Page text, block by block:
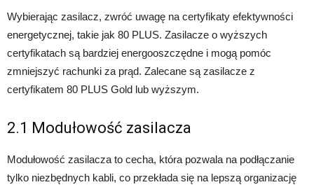
Wybierając zasilacz, zwróć uwagę na certyfikaty efektywności
energetycznej, takie jak 80 PLUS. Zasilacze o wyższych
certyfikatach są bardziej energooszczędne i mogą pomóc
zmniejszyć rachunki za prąd. Zalecane są zasilacze z
certyfikatem 80 PLUS Gold lub wyższym.
2.1 Modułowość zasilacza
Modułowość zasilacza to cecha, która pozwala na podłączanie
tylko niezbędnych kabli, co przekłada się na lepszą organizację